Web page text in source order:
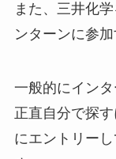
また、三井化
ンターンに参
一般的にインタ
正直自分で探
にエントリー